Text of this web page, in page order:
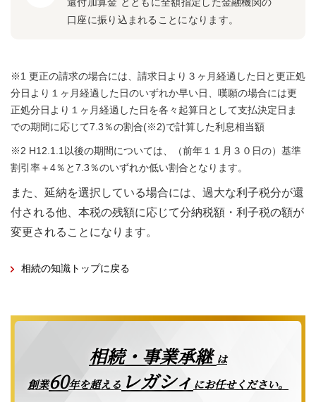
口座に振り込まれることになります。
※1 更正の請求の場合には、請求日より３ヶ月経過した日と更正処
分日より１ヶ月経過した日のいずれか早い日、嘆願の場合には更
正処分日より１ヶ月経過した日を各々起算日として支払決定日ま
での期間に応じて7.3％の割合(※2)で計算した利息相当額
※2 H12.1.1以後の期間については、（前年１１月３０日の）基準
割引率＋4％と7.3％のいずれか低い割合となります。
また、延納を選択している場合には、過大な利子税分が還
付される他、本税の残額に応じて分納税額・利子税の額が
変更されることになります。
相続の知識トップに戻る
相続・事業承継は
創業60年を超える レガシィ にお任せください。